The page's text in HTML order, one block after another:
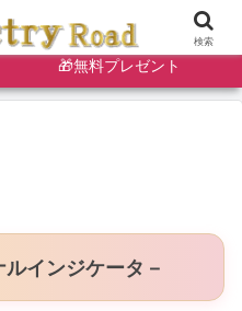
✨ゴールドスキャルインジ
🎁無料プレゼント
インジケータ－
検索